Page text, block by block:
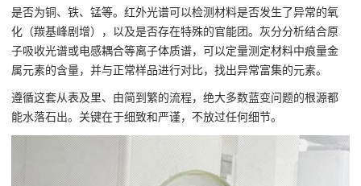
是否为铜、铁、锰等。红外光谱可以检测材料是否发生了异常的氧
化（羰基峰剧增），以及是否存在特殊的官能团。灰分分析结合原
子吸收光谱或电感耦合等离子体质谱，可以定量测定材料中痕量金
属元素的含量，并与正常样品进行对比，找出异常富集的元素。
遵循这套从表及里、由简到繁的流程，绝大多数蓝变问题的根源都
能水落石出。关键在于细致和严谨，不放过任何细节。